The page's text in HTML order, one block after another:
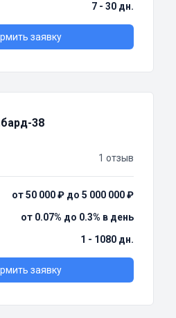
7 - 30 дн.
заявку
38
1 отзыв
от 50 000 ₽ до 5 000 000 ₽
от 0.07% до 0.3% в день
1 - 1080 дн.
заявку